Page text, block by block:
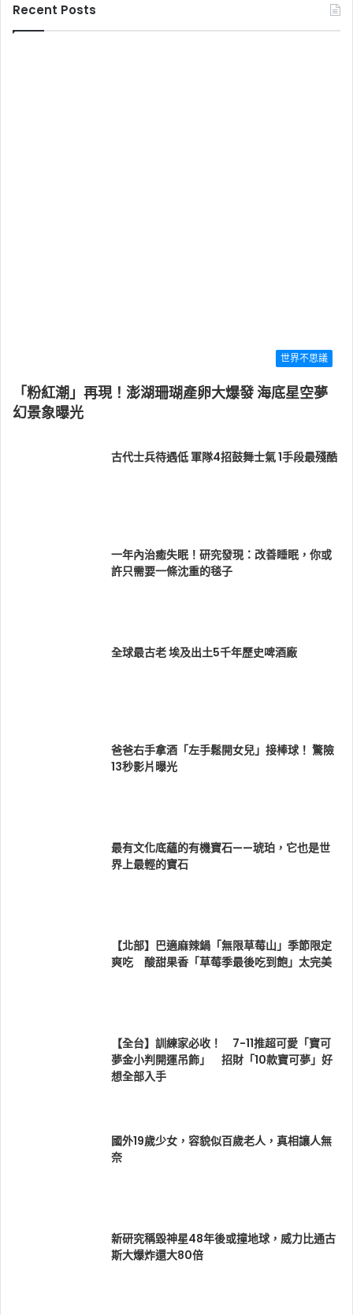
Recent Posts
世界不思議
「粉紅潮」再現！澎湖珊瑚產卵大爆發 海底星空夢
幻景象曝光
古代士兵待遇低 軍隊4招鼓舞士氣 1手段最殘酷
一年內治癒失眠！研究發現：改善睡眠，你或
許只需要一條沈重的毯子
全球最古老 埃及出土5千年歷史啤酒廠
爸爸右手拿酒「左手鬆開女兒」接棒球！ 驚險
13秒影片曝光
最有文化底蘊的有機寶石——琥珀，它也是世
界上最輕的寶石
【北部】巴適麻辣鍋「無限草莓山」季節限定
爽吃 酸甜果香「草莓季最後吃到飽」太完美
【全台】訓練家必收！ 7-11推超可愛「寶可
夢金小判開運吊飾」 招財「10款寶可夢」好
想全部入手
國外19歲少女，容貌似百歲老人，真相讓人無
奈
新研究稱毀神星48年後或撞地球，威力比通古
斯大爆炸還大80倍